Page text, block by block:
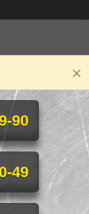
90
49